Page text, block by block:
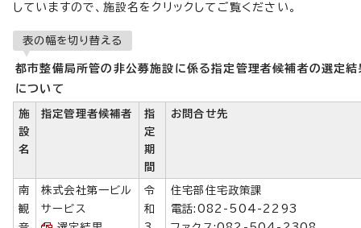
していますので、施設名をクリックしてご覧ください。
表の幅を切り替える
都市整備局所管の非公募施設に係る指定管理者候補者の選定結
について
施
設
名
指定管理者候補者
指
定
期
間
お問合せ先
南
観
株式会社第一ビル
サービス
令
和
住宅部住宅政策課
電話:082-504-2293